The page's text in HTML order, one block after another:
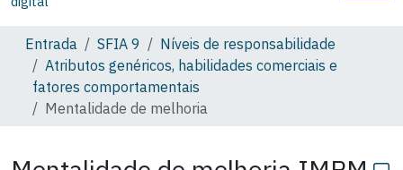
Entrada SFIA 9
Níveis de responsabilidade
Atributos genéricos, habilidades comerciais e
fatores comportamentais
Mentalidade de melhoria